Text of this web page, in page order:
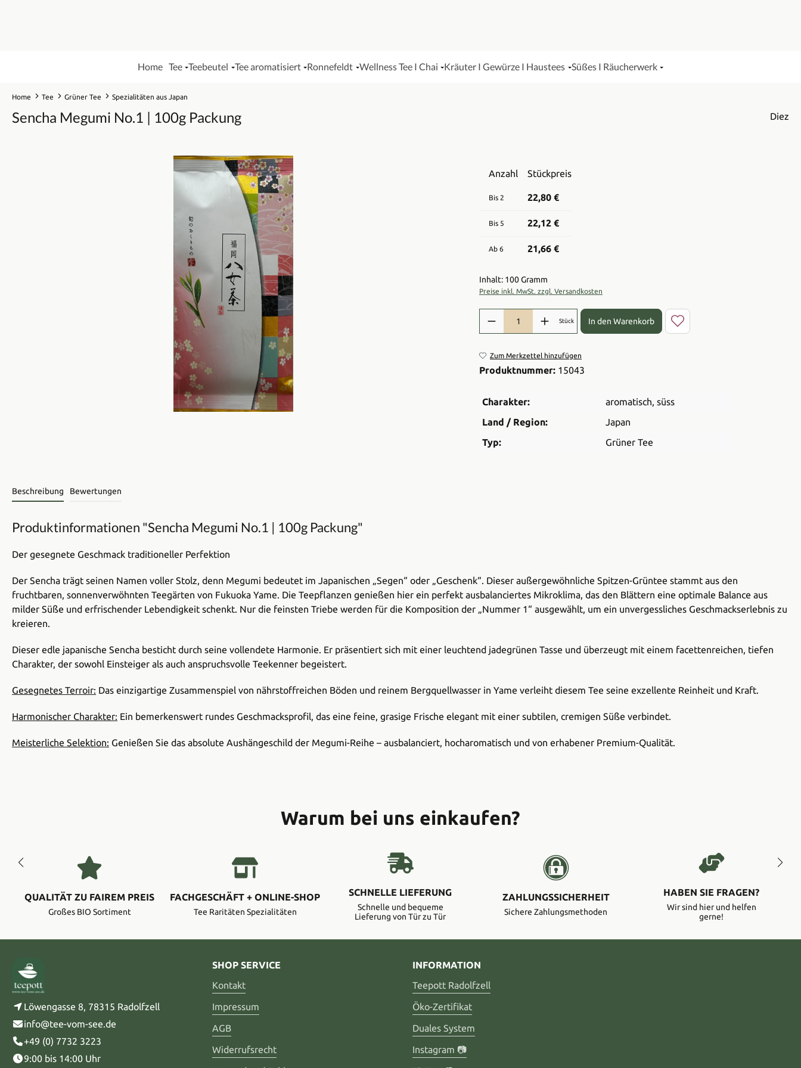
Home Tee Teebeutel Tee aromatisiert Ronnefeldt Wellness Tee I Chai Kräuter I Gewürze I Haustees Süßes I Räucherwerk
Home Tee Grüner Tee Spezialitäten aus Japan
Sencha Megumi No.1 | 100g Packung Diez
Anzahl
Stückpreis
Bis 2 22,80 €
Bis 5 22,12 €
Ab 6 21,66 €
Inhalt: 100 Gramm
Preise inkl. MwSt. zzgl. Versandkosten
Produkt Anzahl: Gib den gewünschten Wert ein oder benutze die
Stück In den Warenkorb
Zum Merkzettel hinzufügen
Produktnummer: 15043
Charakter: aromatisch, süss
Land / Region:
Japan
Typ:
Grüner Tee
Beschreibung Bewertungen
Produktinformationen "Sencha Megumi No.1 | 100g Packung"
Der gesegnete Geschmack traditioneller Perfektion
Der Sencha trägt seinen Namen voller Stolz, denn Megumi bedeutet im Japanischen „Segen“ oder „Geschenk“. Dieser außergewöhnliche Spitzen-Grüntee stammt aus den
fruchtbaren, sonnenverwöhnten Teegärten von Fukuoka Yame. Die Teepflanzen genießen hier ein perfekt ausbalanciertes Mikroklima, das den Blättern eine optimale Balance aus
milder Süße und erfrischender Lebendigkeit schenkt. Nur die feinsten Triebe werden für die Komposition der „Nummer 1“ ausgewählt, um ein unvergessliches Geschmackserlebnis zu
kreieren.
Dieser edle japanische Sencha besticht durch seine vollendete Harmonie. Er präsentiert sich mit einer leuchtend jadegrünen Tasse und überzeugt mit einem facettenreichen, tiefen
Charakter, der sowohl Einsteiger als auch anspruchsvolle Teekenner begeistert.
Gesegnetes Terroir: Das einzigartige Zusammenspiel von nährstoffreichen Böden und reinem Bergquellwasser in Yame verleiht diesem Tee seine exzellente Reinheit und Kraft.
Harmonischer Charakter: Ein bemerkenswert rundes Geschmacksprofil, das eine feine, grasige Frische elegant mit einer subtilen, cremigen Süße verbindet.
Meisterliche Selektion: Genießen Sie das absolute Aushängeschild der Megumi-Reihe – ausbalanciert, hocharomatisch und von erhabener Premium-Qualität.
Warum bei uns einkaufen?
QUALITÄT ZU FAIREM PREIS
Großes BIO Sortiment
FACHGESCHÄFT + ONLINE-SHOP
Tee Raritäten Spezialitäten
SCHNELLE LIEFERUNG
Schnelle und bequeme
Lieferung von Tür zu Tür
ZAHLUNGSSICHERHEIT
Sichere Zahlungsmethoden
HABEN SIE FRAGEN?
Wir sind hier und helfen
gerne!
Löwengasse 8, 78315 Radolfzell
info@tee-vom-see.de
+49 (0) 7732 3223
9:00 bis 14:00 Uhr
SHOP SERVICE
Kontakt
Impressum
AGB
Widerrufsrecht
INFORMATION
Teepott Radolfzell
Öko-Zertifikat
Duales System
Instagram 📷